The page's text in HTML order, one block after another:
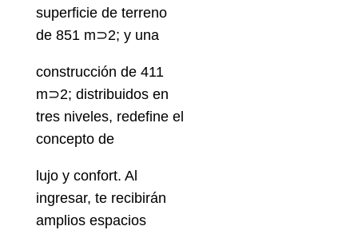
superficie de terreno
de 851 m⊃2; y una
construcción de 411
m⊃2; distribuidos en
tres niveles, redefine el
concepto de
lujo y confort. Al
ingresar, te recibirán
amplios espacios